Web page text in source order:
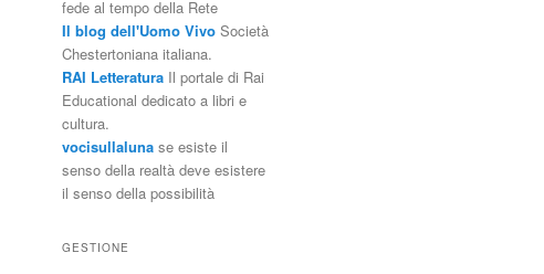
fede al tempo della Rete
Il blog dell'Uomo Vivo Società
Chestertoniana italiana.
RAI Letteratura Il portale di Rai
Educational dedicato a libri e
cultura.
vocisullaluna se esiste il
senso della realtà deve esistere
il senso della possibilità
GESTIONE